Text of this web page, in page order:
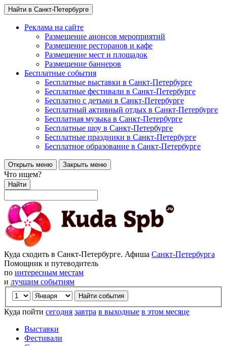
Найти в Санкт-Петербурге
Реклама на сайте
Размещение анонсов мероприятий
Размещение ресторанов и кафе
Размещение мест и площадок
Размещение баннеров
Бесплатные события
Бесплатные выставки в Санкт-Петербурге
Бесплатные фестивали в Санкт-Петербурге
Бесплатно с детьми в Санкт-Петербурге
Бесплатный активный отдых в Санкт-Петербурге
Бесплатная музыка в Санкт-Петербурге
Бесплатные шоу в Санкт-Петербурге
Бесплатные праздники в Санкт-Петербурге
Бесплатное образование в Санкт-Петербурге
Открыть меню Закрыть меню
Что ищем?
Найти
Куда сходить в Санкт-Петербурге. Афиша Санкт-Петербурга
Помощник и путеводитель
по интересным местам
и лучшим событиям
Куда пойти сегодня завтра в выходные в этом месяце
Выставки
Фестивали